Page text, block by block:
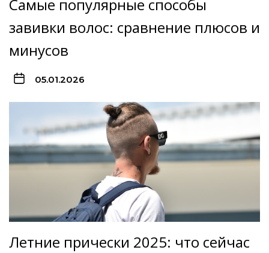
Самые популярные способы
завивки волос: сравнение плюсов и
минусов
05.01.2026
Летние прически 2025: что сейчас